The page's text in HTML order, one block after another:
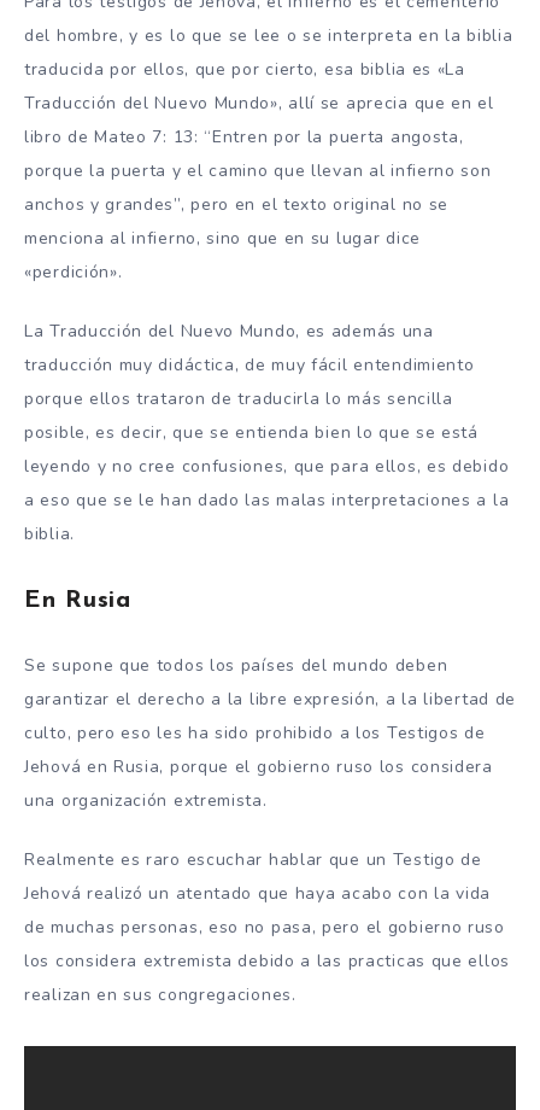
del hombre, y es lo que se lee o se interpreta en la biblia
traducida por ellos, que por cierto, esa biblia es «La
Traducción del Nuevo Mundo», allí se aprecia que en el
libro de Mateo 7: 13: “Entren por la puerta angosta,
porque la puerta y el camino que llevan al infierno son
anchos y grandes”, pero en el texto original no se
menciona al infierno, sino que en su lugar dice
«perdición».
La Traducción del Nuevo Mundo, es además una
traducción muy didáctica, de muy fácil entendimiento
porque ellos trataron de traducirla lo más sencilla
posible, es decir, que se entienda bien lo que se está
leyendo y no cree confusiones, que para ellos, es debido
a eso que se le han dado las malas interpretaciones a la
biblia.
En Rusia
Se supone que todos los países del mundo deben
garantizar el derecho a la libre expresión, a la libertad de
culto, pero eso les ha sido prohibido a los Testigos de
Jehová en Rusia, porque el gobierno ruso los considera
una organización extremista.
Realmente es raro escuchar hablar que un Testigo de
Jehová realizó un atentado que haya acabo con la vida
de muchas personas, eso no pasa, pero el gobierno ruso
los considera extremista debido a las practicas que ellos
realizan en sus congregaciones.